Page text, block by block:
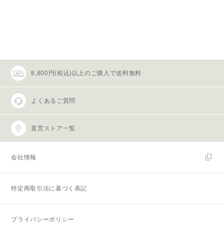
8,800円(税込)以上のご購入で送料無料
よくあるご質問
直営ストア一覧
会社情報
特定商取引法に基づく表記
プライバシーポリシー